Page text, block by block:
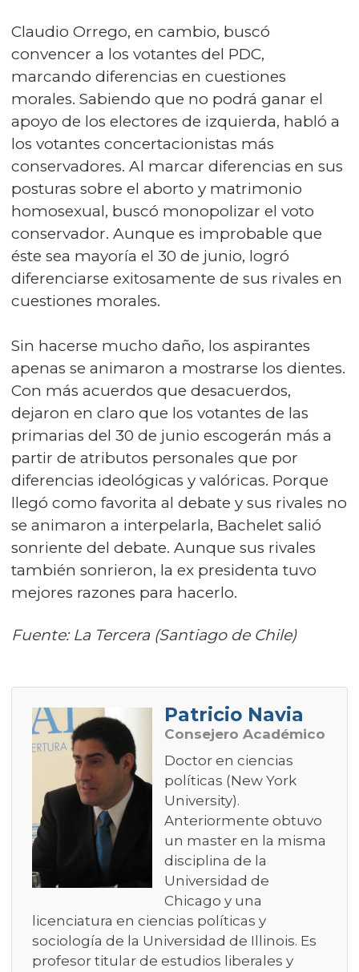
Claudio Orrego, en cambio, buscó
convencer a los votantes del PDC,
marcando diferencias en cuestiones
morales. Sabiendo que no podrá ganar el
apoyo de los electores de izquierda, habló a
los votantes concertacionistas más
conservadores. Al marcar diferencias en sus
posturas sobre el aborto y matrimonio
homosexual, buscó monopolizar el voto
conservador. Aunque es improbable que
éste sea mayoría el 30 de junio, logró
diferenciarse exitosamente de sus rivales en
cuestiones morales.
Sin hacerse mucho daño, los aspirantes
apenas se animaron a mostrarse los dientes.
Con más acuerdos que desacuerdos,
dejaron en claro que los votantes de las
primarias del 30 de junio escogerán más a
partir de atributos personales que por
diferencias ideológicas y valóricas. Porque
llegó como favorita al debate y sus rivales no
se animaron a interpelarla, Bachelet salió
sonriente del debate. Aunque sus rivales
también sonrieron, la ex presidenta tuvo
mejores razones para hacerlo.
Fuente: La Tercera (Santiago de Chile)
Patricio Navia
Consejero Académico
Doctor en ciencias
políticas (New York
University).
Anteriormente obtuvo
un master en la misma
disciplina de la
Universidad de
Chicago y una
licenciatura en ciencias políticas y
sociología de la Universidad de Illinois. Es
profesor titular de estudios liberales y